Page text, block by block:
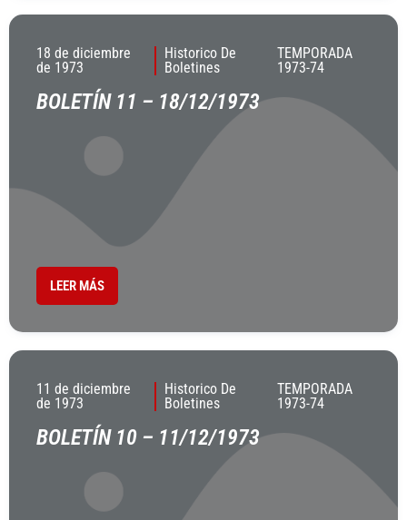
18 de diciembre
de 1973
Historico De
Boletines
TEMPORADA
1973-74
BOLETÍN 11 – 18/12/1973
LEER MÁS
11 de diciembre
de 1973
Historico De
Boletines
TEMPORADA
1973-74
BOLETÍN 10 – 11/12/1973